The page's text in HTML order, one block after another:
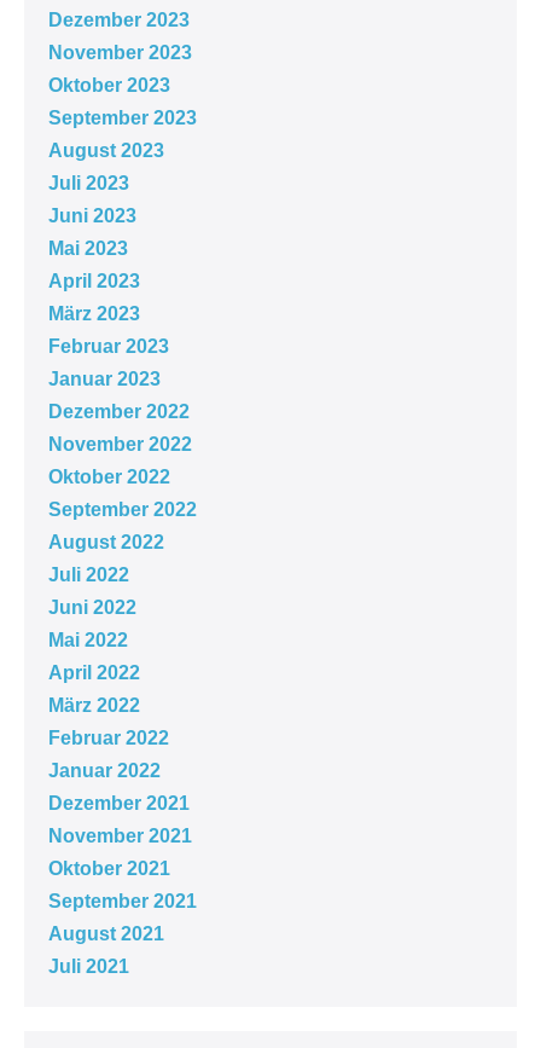
Dezember 2023
November 2023
Oktober 2023
September 2023
August 2023
Juli 2023
Juni 2023
Mai 2023
April 2023
März 2023
Februar 2023
Januar 2023
Dezember 2022
November 2022
Oktober 2022
September 2022
August 2022
Juli 2022
Juni 2022
Mai 2022
April 2022
März 2022
Februar 2022
Januar 2022
Dezember 2021
November 2021
Oktober 2021
September 2021
August 2021
Juli 2021